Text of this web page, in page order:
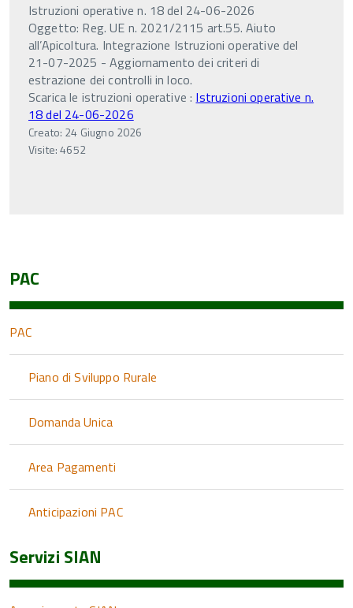
Istruzioni operative n. 18 del 24-06-2026
Oggetto: Reg. UE n. 2021/2115 art.55. Aiuto
all’Apicoltura. Integrazione Istruzioni operative del
21-07-2025 - Aggiornamento dei criteri di
estrazione dei controlli in loco.
Scarica le istruzioni operative : Istruzioni operative n.
18 del 24-06-2026
Creato: 24 Giugno 2026
Visite: 4652
PAC
PAC
Piano di Sviluppo Rurale
Domanda Unica
Area Pagamenti
Anticipazioni PAC
Servizi SIAN